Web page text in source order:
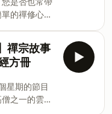
※ 《聖
，心存感謝
該要心中常
就是頭腦裡
世界上「不
知道，可能
，那還有什
歡迎同步收
的禪修心
不是只有跟
平自己、接
麼呢？ 3.
轉換力，不
禪宗故事
方冊
之一的雲棲